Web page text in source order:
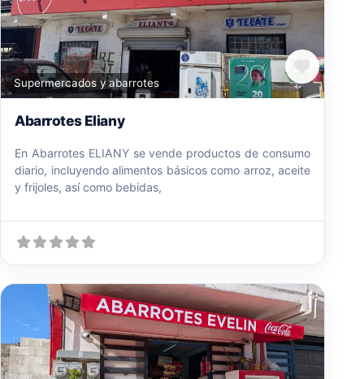
Supermercados y abarrotes
Abarrotes Eliany
En Abarrotes ELIANY se vende productos de consumo
diario, incluyendo alimentos básicos como arroz, aceite
y frijoles, así como bebidas,